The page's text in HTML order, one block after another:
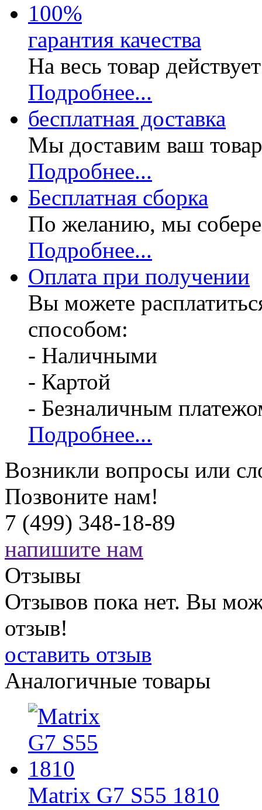
100%
гарантия качества
На весь товар
Подробнее...
бесплатная доставка
Мы доставим ваш
Подробнее...
Бесплатная сборка
По желанию, мы
Подробнее...
Оплата при получении
Вы можете
способом:
- Наличными
- Картой
- Безналичным
Подробнее...
Возникли вопросы или
Позвоните нам!
7 (499) 348-18-89
напишите нам
Отзывы
Отзывов пока нет. Вы
отзыв!
оставить отзыв
Аналогичные товары
Matrix G7 S55 1810